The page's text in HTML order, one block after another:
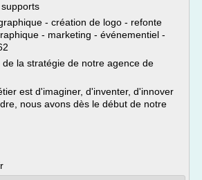
- création de logo - refonte
- marketing - événementiel -
la stratégie de notre agence de
est d'imaginer, d'inventer, d'innover
nous avons dès le début de notre